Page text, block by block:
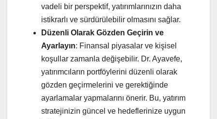
vadeli bir perspektif, yatırımlarınızın daha
istikrarlı ve sürdürülebilir olmasını sağlar.
Düzenli Olarak Gözden Geçirin ve
Ayarlayın: Finansal piyasalar ve kişisel
koşullar zamanla değişebilir. Dr. Ayavefe,
yatırımcıların portföylerini düzenli olarak
gözden geçirmelerini ve gerektiğinde
ayarlamalar yapmalarını önerir. Bu, yatırım
stratejinizin güncel ve hedeflerinize uygun